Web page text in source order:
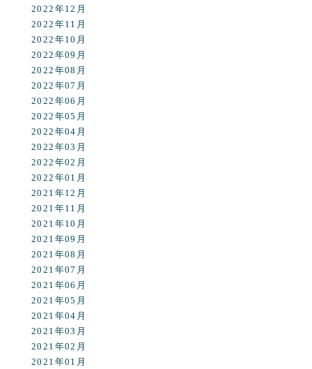
2022年12月
2022年11月
2022年10月
2022年09月
2022年08月
2022年07月
2022年06月
2022年05月
2022年04月
2022年03月
2022年02月
2022年01月
2021年12月
2021年11月
2021年10月
2021年09月
2021年08月
2021年07月
2021年06月
2021年05月
2021年04月
2021年03月
2021年02月
2021年01月